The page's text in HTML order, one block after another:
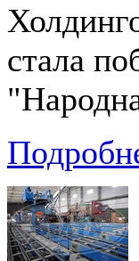
стала